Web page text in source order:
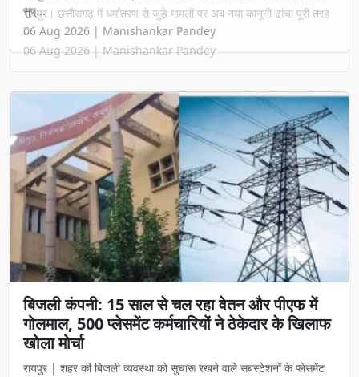
रायपुर। छत्तीसगढ़ में धर्मांतरण से जुड़े मामलों पर अब नया कानूनी ढांचा पूरी तरह
...
06 Aug 2026 | Manishankar Pandey
बिजली कंपनी: 15 साल से चल रहा वेतन और पीएफ में
गोलमाल, 500 प्लेसमेंट कर्मचारियों ने ठेकेदार के खिलाफ
खोला मोर्चा
रायपुर | शहर की बिजली व्यवस्था को सुचारू रखने वाले सबस्टेशनों के प्लेसमेंट